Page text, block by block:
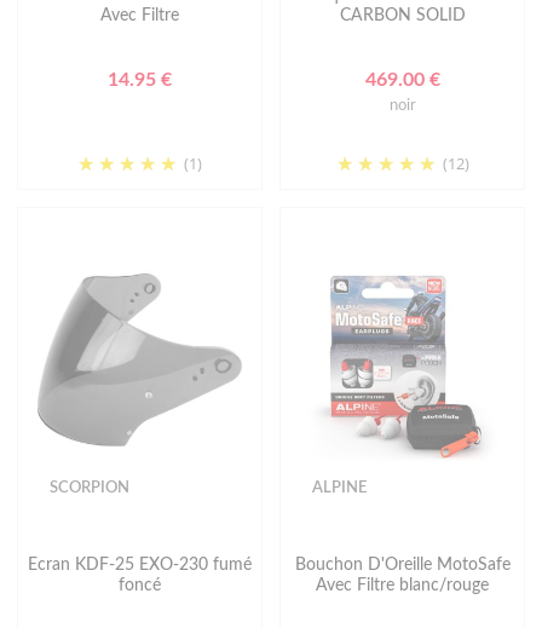
Avec Filtre
14.95 €
(1)
CARBON SOLID
469.00 €
noir
(12)
SCORPION
Ecran KDF-25 EXO-230 fumé
foncé
ALPINE
Bouchon D'Oreille MotoSafe
Avec Filtre blanc/rouge